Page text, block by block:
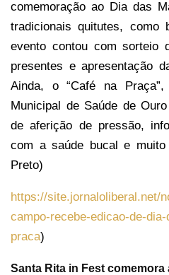
comemoração ao Dia das
tradicionais quitutes,
evento contou com sorteio
presentes e apresentação
Ainda, o “Café na
Municipal de Saúde de
de aferição de pressão,
com a saúde bucal e muito
Preto)
https://site.jornaloliberal.net/
campo-recebe-edicao-de-
praca)
Santa Rita in Fest comemora